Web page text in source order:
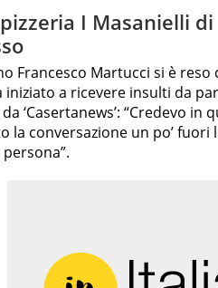
I Masanielli
Francesco Martucci si è
a ricevere insulti da
‘Casertanews’: “Credevo in
la conversazione un po’